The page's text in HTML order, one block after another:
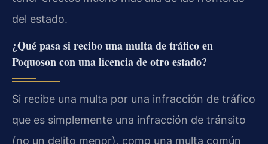
del estado.
¿Qué pasa si recibo una multa de tráfico en
Poquoson con una licencia de otro estado?
Si recibe una multa por una infracción de tráfico
que es simplemente una infracción de tránsito
(no un delito menor), como una multa común